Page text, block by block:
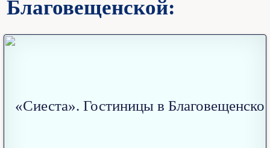
Благовещенской: